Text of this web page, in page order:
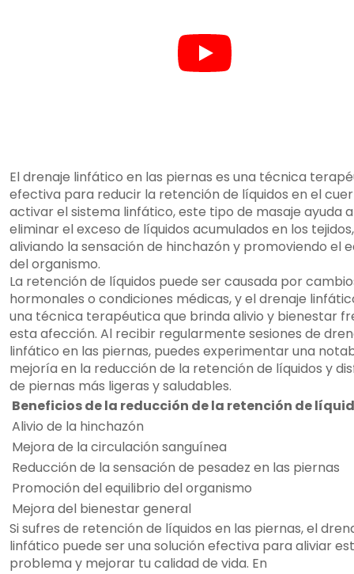
El drenaje linfático en las piernas es una técnica
efectiva para reducir la retención de líquidos en el
activar el sistema linfático, este tipo de masaje ayuda a
eliminar el exceso de líquidos acumulados en los tejidos,
aliviando la sensación de hinchazón y promoviendo el
del organismo.
La retención de líquidos puede ser causada por
hormonales o condiciones médicas, y el drenaje
una técnica terapéutica que brinda alivio y bienestar
esta afección. Al recibir regularmente sesiones de
linfático en las piernas, puedes experimentar una
mejoría en la reducción de la retención de líquidos y
de piernas más ligeras y saludables.
Beneficios de la reducción de la retención de
Alivio de la hinchazón
Mejora de la circulación sanguínea
Reducción de la sensación de pesadez en las piernas
Promoción del equilibrio del organismo
Mejora del bienestar general
Si sufres de retención de líquidos en las piernas, el
linfático puede ser una solución efectiva para aliviar
problema y mejorar tu calidad de vida. En